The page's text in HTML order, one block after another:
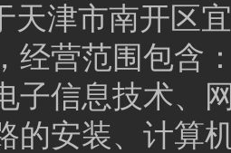
天津市南开区
经营范围包含
子信息技术、
的安装、计算